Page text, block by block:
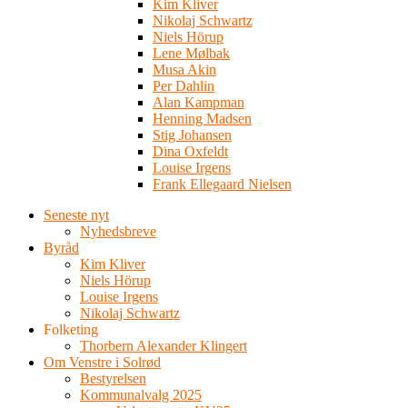
Kim Kliver
Nikolaj Schwartz
Niels Hörup
Lene Mølbak
Musa Akin
Per Dahlin
Alan Kampman
Henning Madsen
Stig Johansen
Dina Oxfeldt
Louise Irgens
Frank Ellegaard Nielsen
Seneste nyt
Nyhedsbreve
Byråd
Kim Kliver
Niels Hörup
Louise Irgens
Nikolaj Schwartz
Folketing
Thorbern Alexander Klingert
Om Venstre i Solrød
Bestyrelsen
Kommunalvalg 2025